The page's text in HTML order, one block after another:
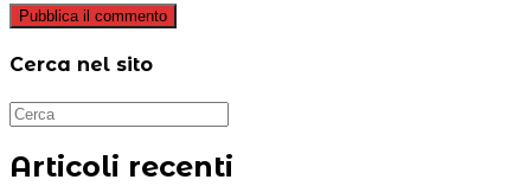
utente
per
commentare
per
web
Cerca nel sito
Articoli recenti